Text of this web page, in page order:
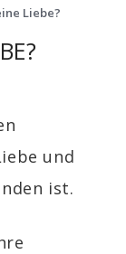
Liebe?
und
ist.